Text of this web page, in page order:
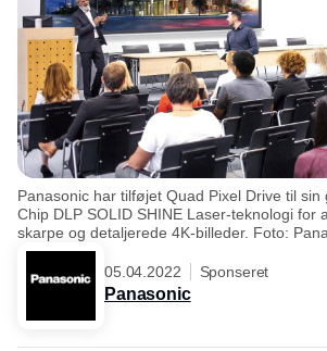
Panasonic har tilføjet Quad Pixel Drive til sin
Chip DLP SOLID SHINE Laser-teknologi for
skarpe og detaljerede 4K-billeder. Foto:
05.04.2022 Sponseret
Panasonic